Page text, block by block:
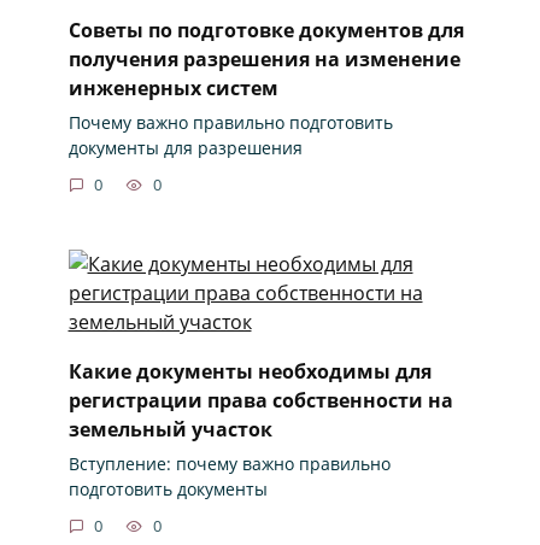
Советы по подготовке документов для
получения разрешения на изменение
инженерных систем
Почему важно правильно подготовить
документы для разрешения
0 0
Какие документы необходимы для
регистрации права собственности на
земельный участок
Вступление: почему важно правильно
подготовить документы
0 0